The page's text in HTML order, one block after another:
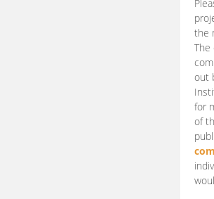
the
The
out
for
of